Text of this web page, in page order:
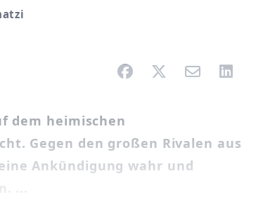
dem heimischen
Gegen den großen Rivalen aus
Ankündigung wahr und
...